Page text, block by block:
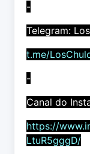
-
Telegram:
t.me/
-
Canal do
https://
LtuR5gggD/